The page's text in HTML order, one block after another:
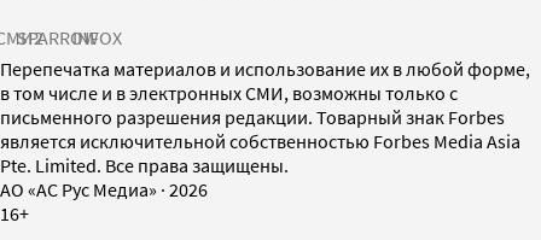
SPARROWINFOX
Перепечатка материалов и использование их в любой форме,
в том числе и в электронных СМИ, возможны только с
письменного разрешения редакции. Товарный знак Forbes
является исключительной собственностью Forbes Media Asia
Pte. Limited. Все права защищены.
AO «АС Рус Медиа» · 2026
16+